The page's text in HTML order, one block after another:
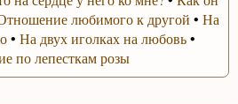
любимого к другой • На
•На двух иголках на любовь•
по лепесткам розы